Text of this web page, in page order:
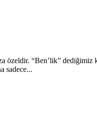
özeldir. “Ben’lik”
sadece...